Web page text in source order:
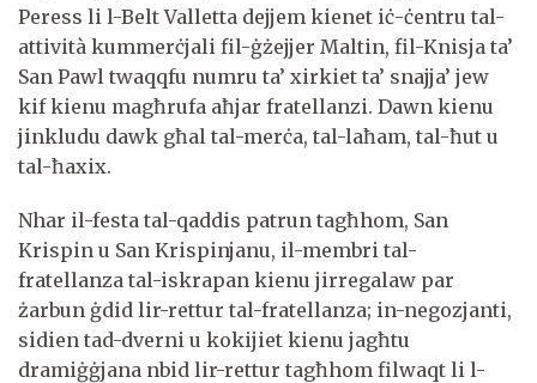
Peress li l-Belt Valletta dejjem kienet iċ-ċentru tal-
attività kummerċjali fil-ġżejjer Maltin, fil-Knisja ta’
San Pawl twaqqfu numru ta’ xirkiet ta’ snajja’ jew
kif kienu magħrufa aħjar fratellanzi. Dawn kienu
jinkludu dawk għal tal-merċa, tal-laħam, tal-ħut u
tal-ħaxix.
Nhar il-festa tal-qaddis patrun tagħhom, San
Krispin u San Krispinjanu, il-membri tal-
fratellanza tal-iskrapan kienu jirregalaw par
żarbun ġdid lir-rettur tal-fratellanza; in-negozjanti,
sidien tad-dverni u kokijiet kienu jagħtu
dramiġġjana nbid lir-rettur tagħhom filwaqt li l-